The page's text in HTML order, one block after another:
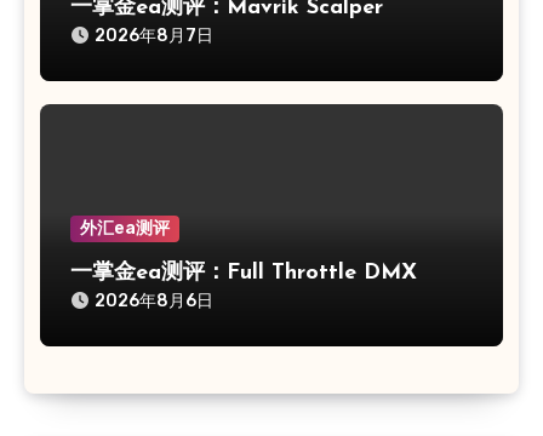
一掌金ea测评：Mavrik Scalper
2026年8月7日
外汇ea测评
一掌金ea测评：Full Throttle DMX
2026年8月6日